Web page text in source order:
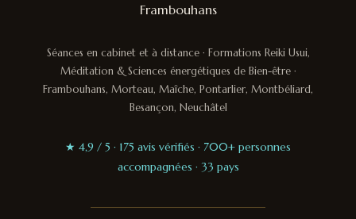
Frambouhans
Séances en cabinet et à distance · Formations Reiki Usui,
Méditation & Sciences énergétiques de Bien-être ·
Frambouhans, Morteau, Maîche, Pontarlier, Montbéliard,
Besançon, Neuchâtel
★ 4,9 / 5 · 175 avis vérifiés · 700+ personnes
accompagnées · 33 pays